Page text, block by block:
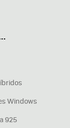
Windows
925